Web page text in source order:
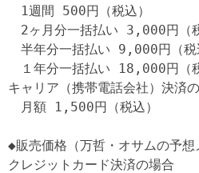
1週間 500円（税込）
2ヶ月分一括払い 3,000円（税
半年分一括払い 9,000円（税
１年分一括払い 18,000円（税
キャリア（携帯電話会社）決済
月額 1,500円（税込）
◆販売価格（万哲・オサムの予想
クレジットカード決済の場合